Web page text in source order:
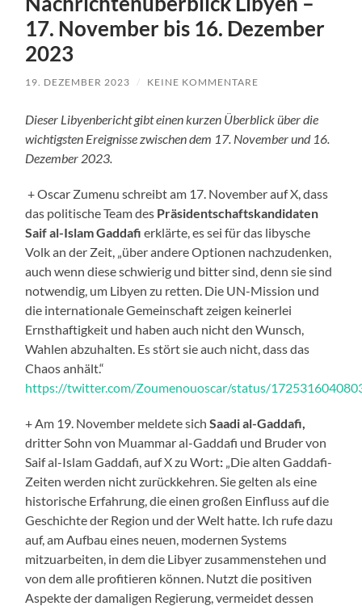
17. November bis 16. Dezember
2023
19. DEZEMBER 2023 / KEINE KOMMENTARE
Dieser Libyenbericht gibt einen kurzen Überblick über die
wichtigsten Ereignisse zwischen dem 17. November und 16.
Dezember 2023.
+ Oscar Zumenu schreibt am 17. November auf X, dass
das politische Team des Präsidentschaftskandidaten
Saif al-Islam Gaddafi erklärte, es sei für das libysche
Volk an der Zeit, „über andere Optionen nachzudenken,
auch wenn diese schwierig und bitter sind, denn sie sind
notwendig, um Libyen zu retten. Die UN-Mission und
die internationale Gemeinschaft zeigen keinerlei
Ernsthaftigkeit und haben auch nicht den Wunsch,
Wahlen abzuhalten. Es stört sie auch nicht, dass das
Chaos anhält.“
https://twitter.com/Zoumenouoscar/status/
+ Am 19. November meldete sich Saadi al-Gaddafi,
dritter Sohn von Muammar al-Gaddafi und Bruder von
Saif al-Islam Gaddafi, auf X zu Wort: „Die alten Gaddafi-
Zeiten werden nicht zurückkehren. Sie gelten als eine
historische Erfahrung, die einen großen Einfluss auf die
Geschichte der Region und der Welt hatte. Ich rufe dazu
auf, am Aufbau eines neuen, modernen Systems
mitzuarbeiten, in dem die Libyer zusammenstehen und
von dem alle profitieren können. Nutzt die positiven
Aspekte der damaligen Regierung, vermeidet dessen